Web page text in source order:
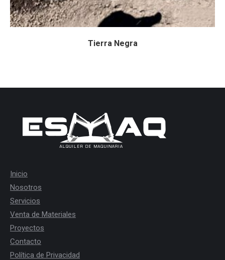
Tierra Negra
Inicio
Nosotros
Servicios
Venta de Materiales
Proyectos
Contacto
Política de Privacidad